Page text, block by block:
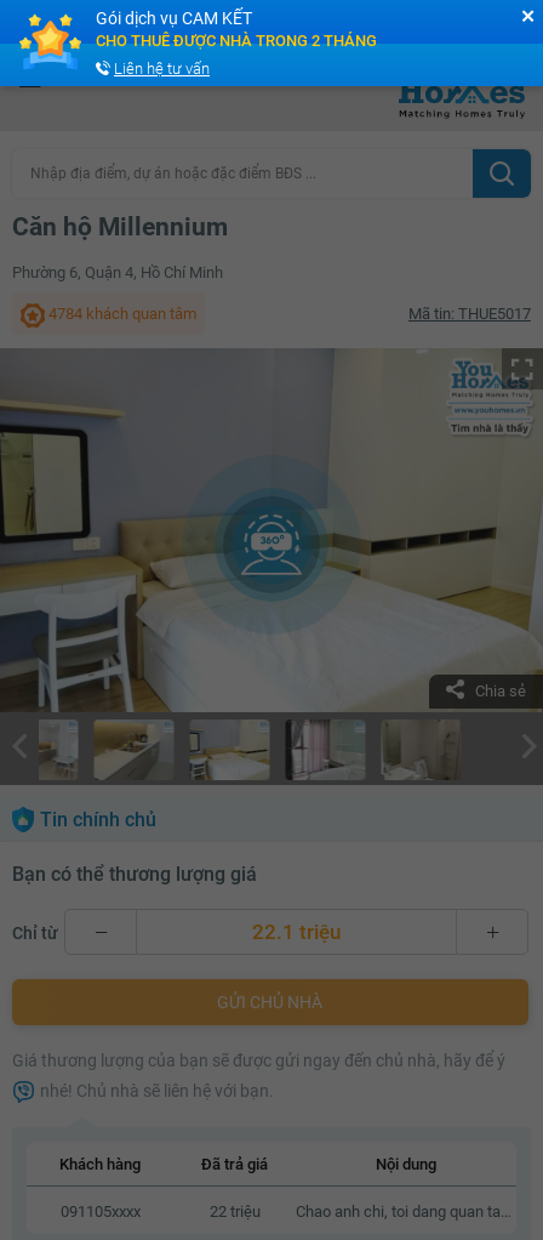
Cộng đồng Môi giới bPRO
Nhập địa điểm, dự án hoặc đặc điểm BĐS ...
Căn hộ Millennium
Phường 6, Quận 4, Hồ Chí Minh
4784 khách quan tâm Mã tin: THUE5017
Chia sẻ
Tin chính chủ
Bạn có thể thương lượng giá
Chỉ từ 22.1 triệu
22.3 triệu
22.6 triệu
GỬI CHỦ NHÀ
Giá thương lượng của bạn sẽ được gửi ngay đến chủ nhà, hãy để ý
nhé! Chủ nhà sẽ liên hệ với bạn.
Khách hàng Đã trả giá Nội dung
091105xxxx 22 triệu
✕
Gói dịch vụ CAM KẾT
CHO THUÊ ĐƯỢC NHÀ TRONG 2 THÁNG
Liên hệ tư vấn